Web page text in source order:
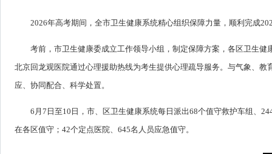
2026年高考期间，全市卫生健康系统精心组织保障力量，顺利完成
考前，市卫生健康委成立工作领导小组，制定保障方案，各区卫生
北京回龙观医院通过心理援助热线为考生提供心理疏导服务。与气象、
应、协同配合、科学处置。
6月7日至10日，市、区卫生健康系统每日派出68个值守救护车组、
在各区值守；42个定点医院、645名人员应急值守。